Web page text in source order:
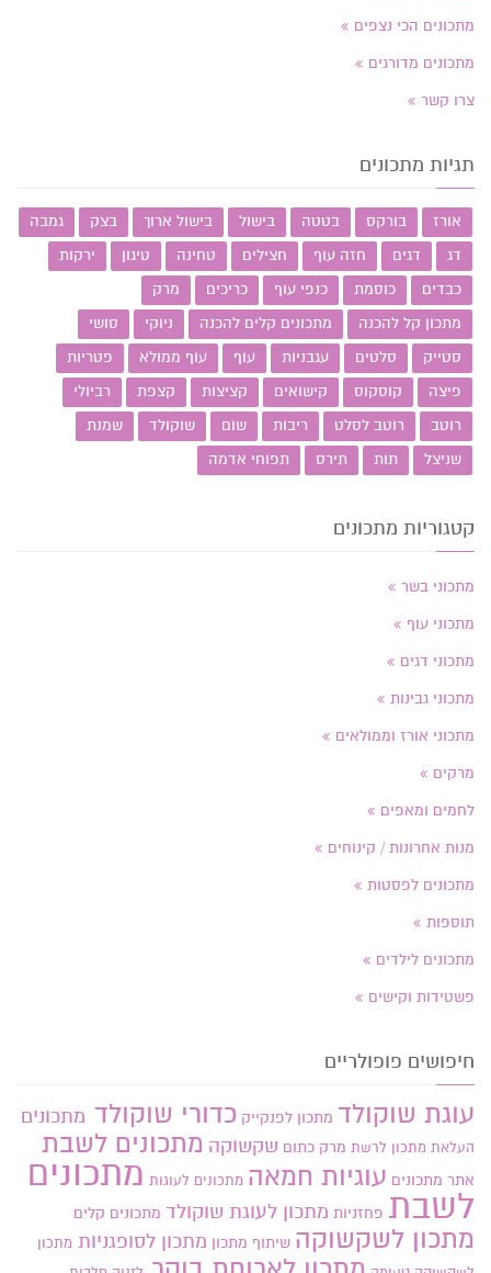
מתכונים הכי נצפים
מתכונים מדורגים
צרו קשר
תגיות מתכונים
אורז בורקס בטטה בישול בישול ארוך בצק
גמבה
דג
דגים חזה עוף חצילים טחינה טיגון
ירקות
כבדים
כוסמת כנפי עוף כריכים
מרק
מתכון קל להכנה
מתכונים קלים להכנה ניוקי
סושי
סטייק
סלטים עגבניות עוף עוף ממולא
פטריות
פיצה
קוסקוס קישואים קציצות קצפת
רביולי
רוטב
רוטב לסלט ריבות שום שוקולד
שמנת
שניצל
תות תירס תפוחי אדמה
קטגוריות מתכונים
מתכוני בשר
מתכוני עוף
מתכוני דגים
מתכוני גבינות
מתכוני אורז וממולאים
מרקים
לחמים ומאפים
מנות אחרונות / קינוחים
מתכונים לפסטות
תוספות
מתכונים לילדים
פשטידות וקישים
חיפושים פופולריים
עוגת שוקולד מתכון לפנקייק כדורי שוקולד מתכונים
העלאת מתכון לרשת מרק כתום שקשוקה מתכונים לשבת
אתר מתכונים עוגיות חמאה מתכונים לעוגות מתכונים
לשבת פחזניות מתכון לעוגת שוקולד מתכונים קלים
מתכון לשקשוקה שיתוף מתכון מתכון לסופגניות מתכון